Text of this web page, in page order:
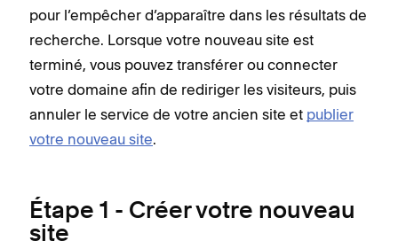
pour l’empêcher d’apparaître dans les résultats de
recherche. Lorsque votre nouveau site est
terminé, vous pouvez transférer ou connecter
votre domaine afin de rediriger les visiteurs, puis
annuler le service de votre ancien site et publier
votre nouveau site.
Étape 1 - Créer votre nouveau
site